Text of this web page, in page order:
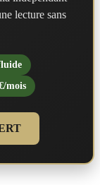
lecture sans
mois